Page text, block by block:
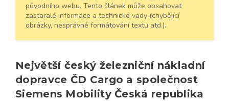
původního webu. Tento článek může obsahovat
zastaralé informace a technické vady (chybějící
obrázky, nesprávné formátování textu atd.).
Největší český železniční nákladní
dopravce ČD Cargo a společnost
Siemens Mobility Česká republika